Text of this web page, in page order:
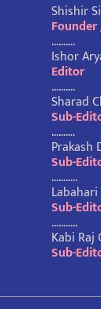
Shishir
……….
Ishor
Editor
……….
Sharad
Sub-
……….
Prakash
Sub-
………..
Sub-
………..
Kabi Raj
Sub-